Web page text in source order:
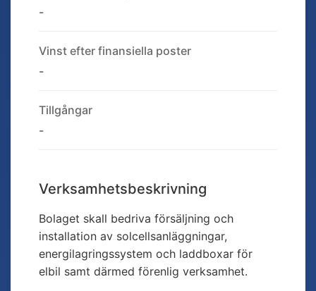
-
Vinst efter finansiella poster
-
Tillgångar
-
Verksamhetsbeskrivning
Bolaget skall bedriva försäljning och
installation av solcellsanläggningar,
energilagringssystem och laddboxar för
elbil samt därmed förenlig verksamhet.